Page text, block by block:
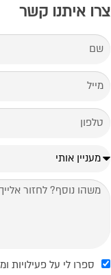
צרו איתנו קשר
ספרו לי על פעילויות